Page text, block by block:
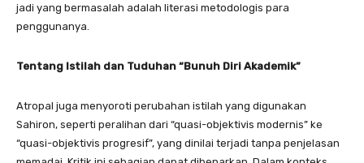
jadi yang bermasalah adalah literasi metodologis para
penggunanya.
Tentang Istilah dan Tuduhan “Bunuh Diri Akademik”
Atropal juga menyoroti perubahan istilah yang digunakan
Sahiron, seperti peralihan dari “quasi-objektivis modernis” ke
“quasi-objektivis progresif”, yang dinilai terjadi tanpa penjelasan